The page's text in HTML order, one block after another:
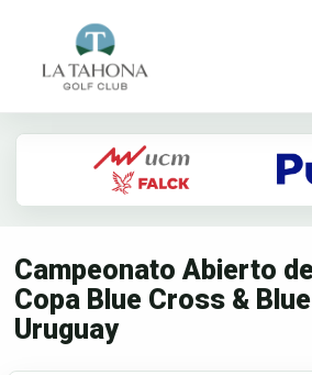
Campeonato Abierto
Copa Blue Cross &
Uruguay